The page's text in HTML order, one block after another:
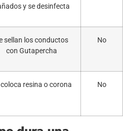
y se desinfecta
sellan los conductos
con Gutapercha
No
coloca resina o corona No